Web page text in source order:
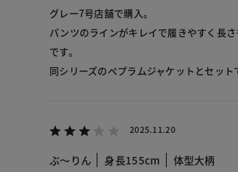
グレー7号店舗で購入。
パンツのラインがキレイで履きやすく長
です。
同シリーズのペプラムジャケットとセット
2025.11.20
ぶ～りん 身長155cm 体型大柄